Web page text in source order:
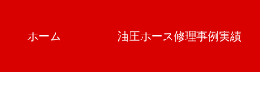
ホーム 油圧ホース修理事例実績